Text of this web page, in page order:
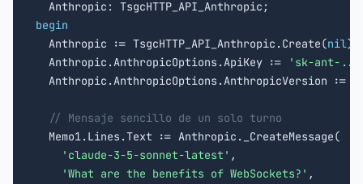
begin
Anthropic := TsgcHTTP_API_Anthropic.Create(nil);
  Anthropic.AnthropicOptions.ApiKey :=
'sk-ant-
  Anthropic.AnthropicOptions.AnthropicVersion :=
// Mensaje sencillo de un solo turno
  Memo1.Lines.Text := Anthropic._CreateMessage(
'claude-3-5-sonnet-latest' ,
'What are the benefits of WebSockets?' ,